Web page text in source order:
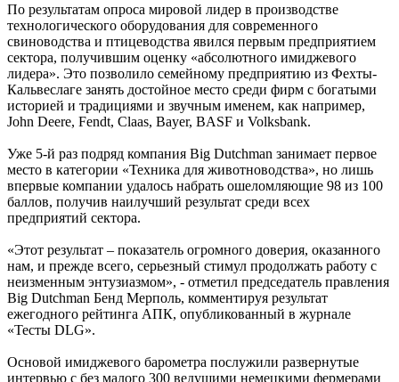
По результатам опроса мировой лидер в производстве
технологического оборудования для современного
свиноводства и птицеводства явился первым предприятием
сектора, получившим оценку «абсолютного имиджевого
лидера». Это позволило семейному предприятию из Фехты-
Кальвеслаге занять достойное место среди фирм с богатыми
историей и традициями и звучным именем, как например,
John Deere, Fendt, Claas, Bayer, BASF и Volksbank.
Уже 5-й раз подряд компания Big Dutchman занимает первое
место в категории «Техника для животноводства», но лишь
впервые компании удалось набрать ошеломляющие 98 из 100
баллов, получив наилучший результат среди всех
предприятий сектора.
«Этот результат – показатель огромного доверия, оказанного
нам, и прежде всего, серьезный стимул продолжать работу с
неизменным энтузиазмом», - отметил председатель правления
Big Dutchman Бенд Мерполь, комментируя результат
ежегодного рейтинга АПК, опубликованный в журнале
«Тесты DLG».
Основой имиджевого барометра послужили развернутые
интервью с без малого 300 ведущими немецкими фермерами